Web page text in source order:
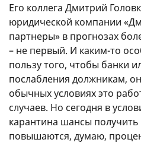
Его коллега Дмитрий
юридической компании
партнеры» в прогнозах
– не первый. И каким-то
пользу того, чтобы банки
послабления должникам,
обычных условиях это
случаев. Но сегодня в
карантина шансы
повышаются, думаю,